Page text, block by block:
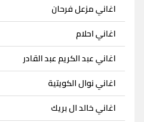
اغاني مزعل فرحان
اغاني احلام
اغاني عبد الكريم عبد القادر
اغاني نوال الكويتية
اغاني خالد ال بريك